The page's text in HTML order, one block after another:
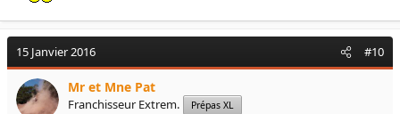
15 Janvier 2016 #10
Mr et Mne Pat
Franchisseur Extrem. Prépas XL